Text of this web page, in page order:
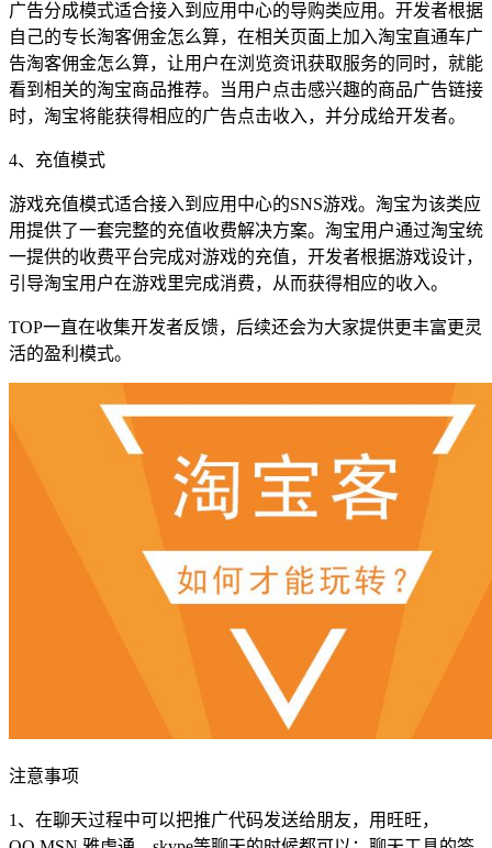
广告分成模式适合接入到应用中心的导购类应用。开发者根据
自己的专长淘客佣金怎么算，在相关页面上加入淘宝直通车广
告淘客佣金怎么算，让用户在浏览资讯获取服务的同时，就能
看到相关的淘宝商品推荐。当用户点击感兴趣的商品广告链接
时，淘宝将能获得相应的广告点击收入，并分成给开发者。
4、充值模式
游戏充值模式适合接入到应用中心的SNS游戏。淘宝为该类应
用提供了一套完整的充值收费解决方案。淘宝用户通过淘宝统
一提供的收费平台完成对游戏的充值，开发者根据游戏设计，
引导淘宝用户在游戏里完成消费，从而获得相应的收入。
TOP一直在收集开发者反馈，后续还会为大家提供更丰富更灵
活的盈利模式。
注意事项
1、在聊天过程中可以把推广代码发送给朋友，用旺旺，